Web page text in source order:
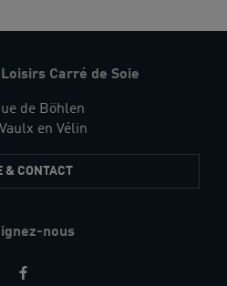
Loisirs Carré de Soie
de Böhlen
en Vélin
& CONTACT
nous